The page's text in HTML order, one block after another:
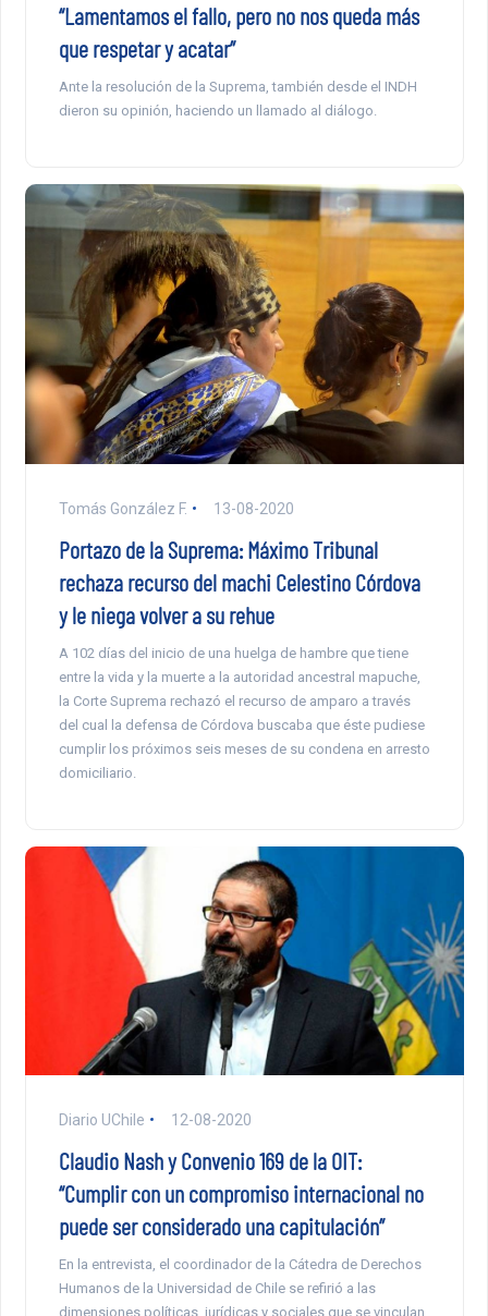
“Lamentamos el fallo, pero no nos queda más
que respetar y acatar”
Ante la resolución de la Suprema, también desde el INDH
dieron su opinión, haciendo un llamado al diálogo.
Tomás González F. 13-08-2020
Portazo de la Suprema: Máximo Tribunal
rechaza recurso del machi Celestino Córdova
y le niega volver a su rehue
A 102 días del inicio de una huelga de hambre que tiene
entre la vida y la muerte a la autoridad ancestral mapuche,
la Corte Suprema rechazó el recurso de amparo a través
del cual la defensa de Córdova buscaba que éste pudiese
cumplir los próximos seis meses de su condena en arresto
domiciliario.
Diario UChile 12-08-2020
Claudio Nash y Convenio 169 de la OIT:
“Cumplir con un compromiso internacional no
puede ser considerado una capitulación”
En la entrevista, el coordinador de la Cátedra de Derechos
Humanos de la Universidad de Chile se refirió a las
dimensiones políticas, jurídicas y sociales que se vinculan